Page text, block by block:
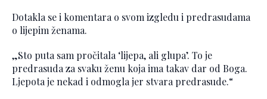
Dotakla se i komentara o svom izgledu i predrasudama
o lijepim ženama.
„Sto puta sam pročitala ‘lijepa, ali glupa’. To je
predrasuda za svaku ženu koja ima takav dar od Boga.
Ljepota je nekad i odmogla jer stvara predrasude.“